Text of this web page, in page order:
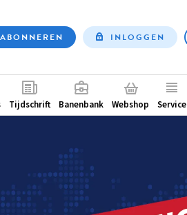
ABONNEREN INLOGGEN
Tijdschrift Banenbank Webshop Service